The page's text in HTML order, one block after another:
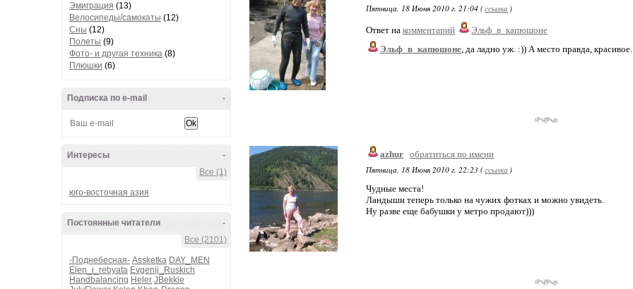
Эмиграция (13)
Велосипеды/самокаты (12)
Сны (12)
Полеты (9)
Фото- и другая техника (8)
Плюшки (6)
-
Подписка по e-mail
-
Интересы
Все (1)
юго-восточная азия
-
Постоянные читатели
Все (2101)
-Поднебесная- Assketka DAY_MEN
Elen_i_rebyata Evgenij_Ruskich
Handbalancing Heler JBekkie
Пятница, 18 Июня 2010 г. 21:04 (ссылка )
Ответ на комментарий
Эльф_в_капюшоне
Эльф_в_капюшоне, да ладно уж. :)) А место правда,
azhur обратиться по имени
Пятница, 18 Июня 2010 г. 22:23 (ссылка )
Чудные места!
Ландыши теперь только на чужих фотках и можно увидеть.
Ну разве еще бабушки у метро продают)))